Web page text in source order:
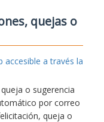
quejas o
accesible a través la
o sugerencia
por correo
queja o